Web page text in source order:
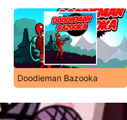
Doodieman Bazooka